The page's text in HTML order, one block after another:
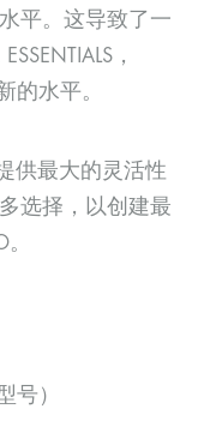
平。这导致了一
，
的水平。
供最大的灵活性
选择，以创建最
号）